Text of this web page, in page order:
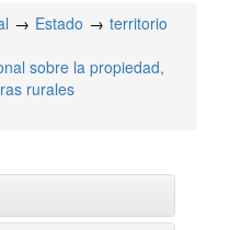
Estado
territorio
sobre la propiedad,
rurales